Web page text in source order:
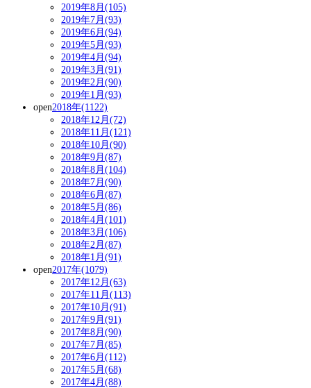
2019年8月(105)
2019年7月(93)
2019年6月(94)
2019年5月(93)
2019年4月(94)
2019年3月(91)
2019年2月(90)
2019年1月(93)
open2018年(1122)
2018年12月(72)
2018年11月(121)
2018年10月(90)
2018年9月(87)
2018年8月(104)
2018年7月(90)
2018年6月(87)
2018年5月(86)
2018年4月(101)
2018年3月(106)
2018年2月(87)
2018年1月(91)
open2017年(1079)
2017年12月(63)
2017年11月(113)
2017年10月(91)
2017年9月(91)
2017年8月(90)
2017年7月(85)
2017年6月(112)
2017年5月(68)
2017年4月(88)